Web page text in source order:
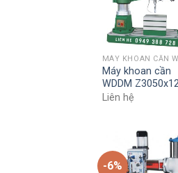
MÁY KHOAN CẦN
Máy khoan cần
WDDM
Liên hệ
-6%